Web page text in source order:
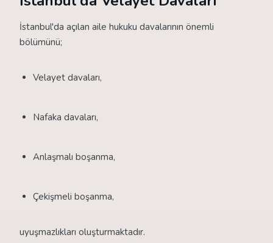
İstanbul'da açılan aile hukuku davalarının önemli
bölümünü;
Velayet davaları,
Nafaka davaları,
Anlaşmalı boşanma,
Çekişmeli boşanma,
uyuşmazlıkları oluşturmaktadır.